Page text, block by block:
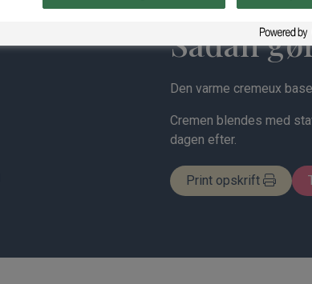
Sådan
Den varme cremeux
Cremen blendes med
dagen efter.
Print opskrift